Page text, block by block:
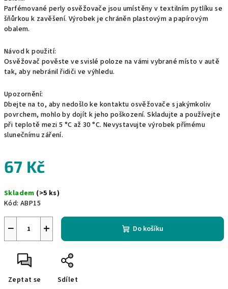
Parfémované perly osvěžovače jsou umístěny v textilním pytlíku se
šňůrkou k zavěšení. Výrobek je chráněn plastovým a papírovým
obalem.
Návod k použití:
Osvěžovač pověste ve svislé poloze na vámi vybrané místo v autě
tak, aby nebránil řidiči ve výhledu.
Upozornění:
Dbejte na to, aby nedošlo ke kontaktu osvěžovače s jakýmkoliv
povrchem, mohlo by dojít k jeho poškození. Skladujte a používejte
při teplotě mezi 5 °C až 30 °C. Nevystavujte výrobek přímému
slunečnímu záření.
67 Kč
cena:
Skladem (>5 ks)
Kód: ABP15
+
− Do košíku
Zeptat se Sdílet